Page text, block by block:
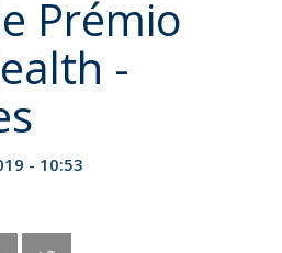
Prémio
-
- 10:53